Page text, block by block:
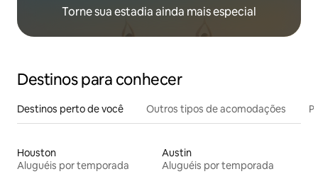
Torne sua estadia ainda mais especial
Destinos para conhecer
Destinos perto de você Outros tipos de acomodações
Houston
Aluguéis por temporada
Austin
Aluguéis por temporada